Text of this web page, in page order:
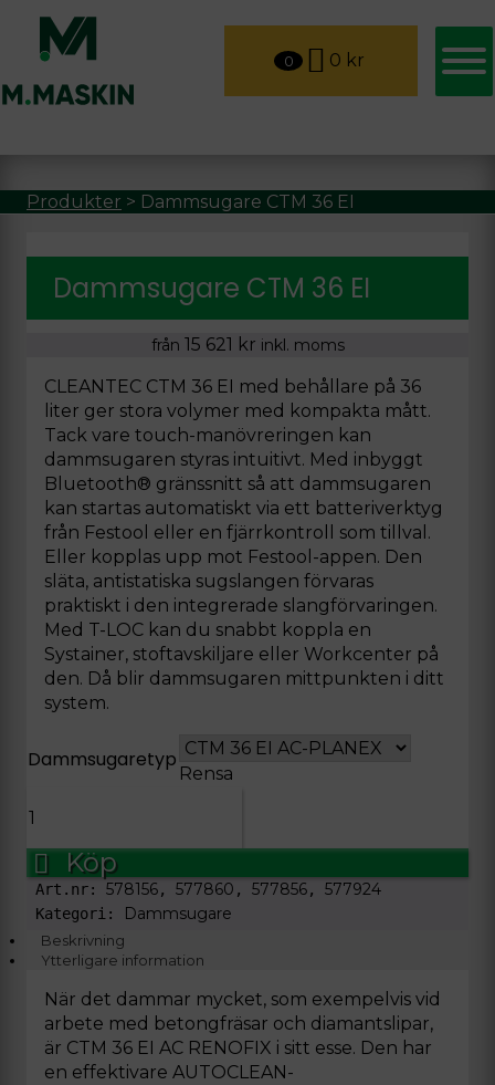
0 0 kr
Produkter > Dammsugare CTM 36 EI
Dammsugare CTM 36 EI
från 15 621 kr inkl. moms
CLEANTEC CTM 36 EI med behållare på 36
liter ger stora volymer med kompakta mått.
Tack vare touch-manövreringen kan
dammsugaren styras intuitivt. Med inbyggt
Bluetooth® gränssnitt så att dammsugaren
kan startas automatiskt via ett batteriverktyg
från Festool eller en fjärrkontroll som tillval.
Eller kopplas upp mot Festool-appen. Den
släta, antistatiska sugslangen förvaras
praktiskt i den integrerade slangförvaringen.
Med T-LOC kan du snabbt koppla en
Systainer, stoftavskiljare eller Workcenter på
den. Då blir dammsugaren mittpunkten i ditt
system.
Dammsugaretyp
Rensa
CTM
36
EI
mängd
Köp
Art.nr: 578156, 577860 , 577856, 577924
Kategori: Dammsugare
Beskrivning
Ytterligare information
När det dammar mycket, som exempelvis vid
arbete med betongfräsar och diamantslipar,
är CTM 36 EI AC RENOFIX i sitt esse. Den har
en effektivare AUTOCLEAN-